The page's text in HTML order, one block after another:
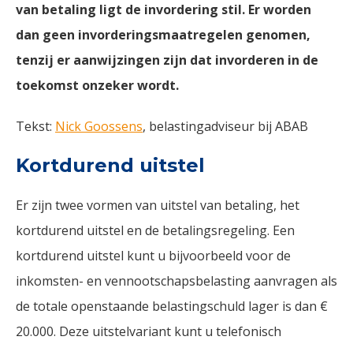
van betaling ligt de invordering stil. Er worden
dan geen invorderingsmaatregelen genomen,
tenzij er aanwijzingen zijn dat invorderen in de
toekomst onzeker wordt.
Tekst: Nick Goossens, belastingadviseur bij ABAB
Kortdurend uitstel
Er zijn twee vormen van uitstel van betaling, het
kortdurend uitstel en de betalingsregeling. Een
kortdurend uitstel kunt u bijvoorbeeld voor de
inkomsten- en vennootschapsbelasting aanvragen als
de totale openstaande belastingschuld lager is dan €
20.000. Deze uitstelvariant kunt u telefonisch